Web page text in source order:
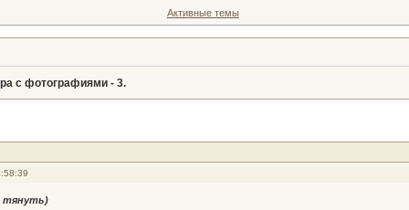
Активные темы
с фотографиями - 3.
тянуть)